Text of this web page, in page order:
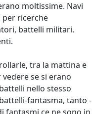
moltissime. Navi
per ricerche
battelli militari.
tra la mattina e
se si erano
nello stesso
fantasma, tanto -